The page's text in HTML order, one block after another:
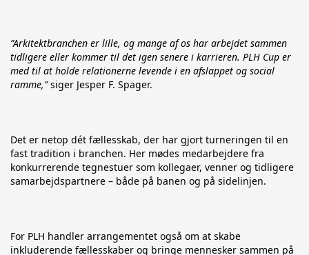
”Arkitektbranchen er lille, og mange af os har arbejdet sammen
tidligere eller kommer til det igen senere i karrieren. PLH Cup er
med til at holde relationerne levende i en afslappet og social
ramme,” siger Jesper F. Spager.
Det er netop dét fællesskab, der har gjort turneringen til en
fast tradition i branchen. Her mødes medarbejdere fra
konkurrerende tegnestuer som kollegaer, venner og tidligere
samarbejdspartnere – både på banen og på sidelinjen.
For PLH handler arrangementet også om at skabe
inkluderende fællesskaber og bringe mennesker sammen på